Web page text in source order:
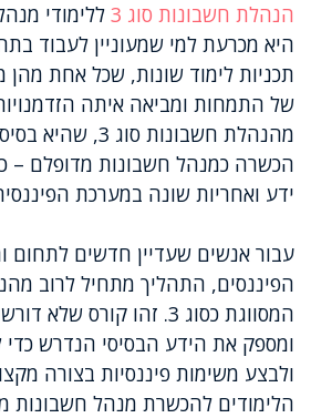
הנהלת חשבונות סוג 3
ללימודי
היא מכרעת למי שמעוניין לעבוד
תכניות לימוד שונות, שכל אחת
של התמחות ומביאה איתה
מהנהלת חשבונות
הכשרה כמנהל חשבונות מדופלם –
ידע ואחריות שונה במערכת
עבור אנשים שעדיין חדשים לתחום
הפיננסים, התהליך מתחיל לרוב
המסווגת כסוג 3. זהו קורס
ומספק את הידע הבסיסי הנדרש כדי
ולבצע משימות פיננסיות בצורה
הלימודים להכשרת מנהל חשבונות